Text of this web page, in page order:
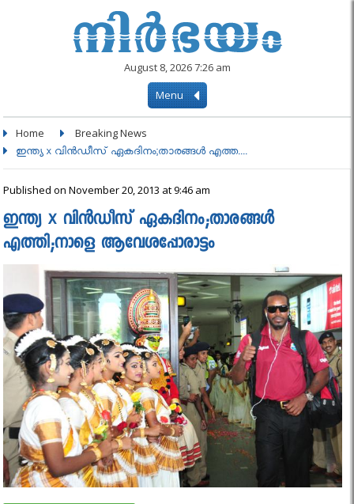
August 8, 2026 7:26 am
Menu
Home Breaking News
ഇന്ത്യ x വിന്‍ഡീസ് ഏകദിനം;താരങ്ങള്‍ എത്ത....
Published on November 20, 2013 at 9:46 am
ഇന്ത്യ x വിന്‍ഡീസ് ഏകദിനം;താരങ്ങള്‍
എത്തി;നാളെ ആവേശപ്പോരാട്ടം